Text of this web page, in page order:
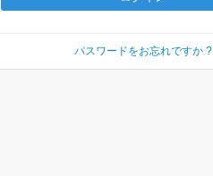
パスワードをお忘れですか ?